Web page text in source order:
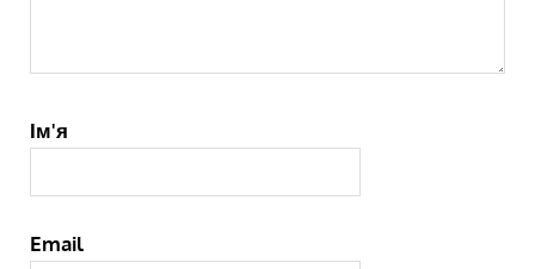
Ім'я
Email